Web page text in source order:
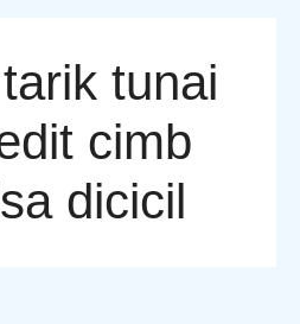
tunai
cimb
dicicil